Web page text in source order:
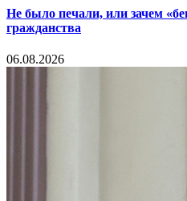
Не было печали, или зачем
гражданства
06.08.2026